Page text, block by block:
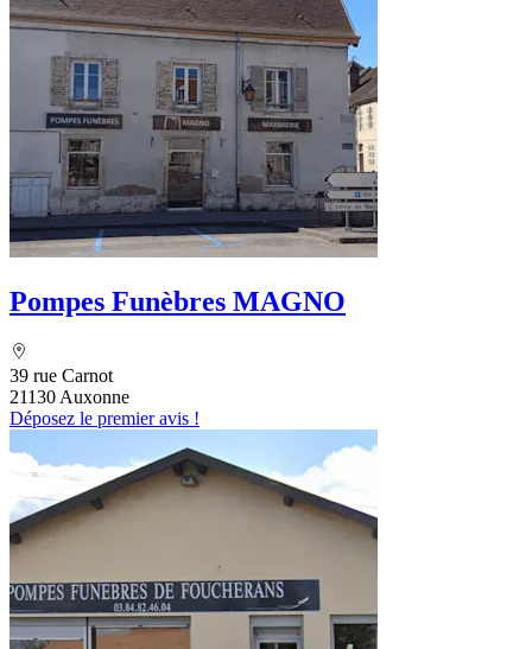
Pompes Funèbres MAGNO
39 rue Carnot
21130 Auxonne
Déposez le premier avis !